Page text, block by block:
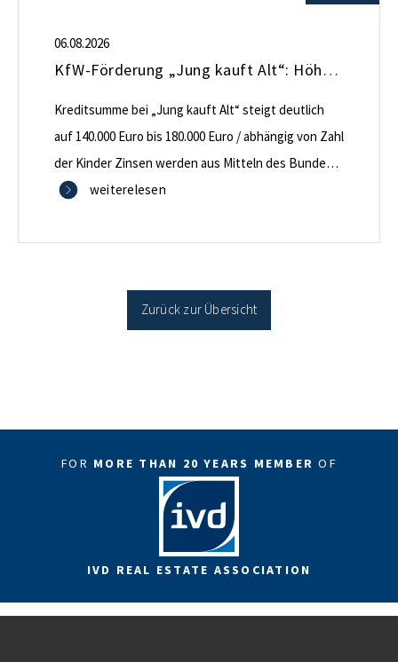
06.08.2026
KfW-Förderung „Jung kauft Alt“: Höhere Kredite ab August 2026
Kreditsumme bei „Jung kauft Alt“ steigt deutlich
auf 140.000 Euro bis 180.000 Euro / abhängig von Zahl
der Kinder Zinsen werden aus Mitteln des Bundes
verbilligt: Heutiger Zins bei 0,53 Prozent effektiv bei
Antragstellende verpflichten sich zu energetischer
Sanierung in Einzelmaßnahmen […]
weiterelesen
Zurück zur Übersicht
FOR MORE THAN 20 YEARS MEMBEROF
IVD REAL ESTATE ASSOCIATION